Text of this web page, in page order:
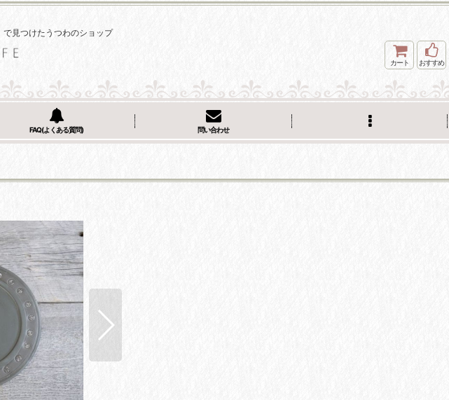
見つけたうつわのショップ
カート おすすめ
FAQ(よくある質問) 問い合わせ